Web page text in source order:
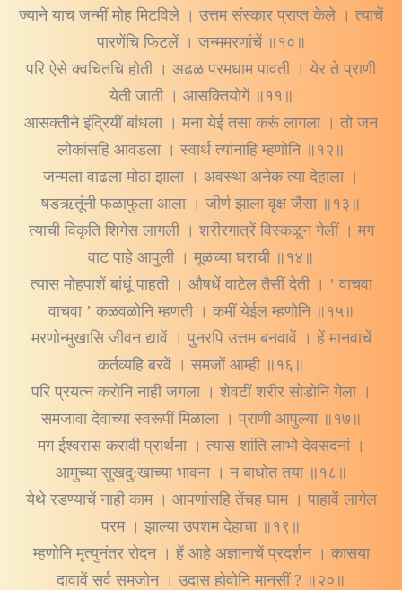
ज्याने याच जन्मीं मोह मिटविले । उत्तम संस्कार प्राप्त केले । त्याचें
पारणेंचि फिटलें । जन्ममरणांचें ॥१०॥
परि ऐसे क्वचितचि होती । अढळ परमधाम पावती । येर ते प्राणी
येती जाती । आसक्तियोगें ॥११॥
आसक्तीने इंद्रियीं बांधला । मना येई तसा करूं लागला । तो जन
लोकांसहि आवडला । स्वार्थ त्यांनाहि म्हणोनि ॥१२॥
जन्मला वाढला मोठा झाला । अवस्था अनेक त्या देहाला ।
षडऋतूंनी फळाफुला आला । जीर्ण झाला वृक्ष जैसा ॥१३॥
त्याची विकृति शिगेस लागली । शरीरगात्रें विस्कळून गेलीं । मग
वाट पाहे आपुली । मूळच्या घराची ॥१४॥
त्यास मोहपाशें बांधूं पाहती । औषधें वाटेल तैसीं देती । ’ वाचवा
वाचवा ’ कळवळोनि म्हणती । कमीं येईल म्हणोनि ॥१५॥
मरणोन्मुखासि जीवन द्यावें । पुनरपि उत्तम बनवावें । हें मानवाचें
कर्तव्यहि बरवें । समजों आम्ही ॥१६॥
परि प्रयत्न करोनि नाही जगला । शेवटीं शरीर सोडोनि गेला ।
समजावा देवाच्या स्वरूपीं मिळाला । प्राणी आपुल्या ॥१७॥
मग ईश्वरास करावी प्रार्थना । त्यास शांति लाभो देवसदनां ।
आमुच्या सुखदु:खाच्या भावना । न बाधोत तया ॥१८॥
येथे रडण्याचें नाही काम । आपणांसहि तेंचह घाम । पाहावें लागेल
परम । झाल्या उपशम देहाचा ॥१९॥
म्हणोनि मृत्युनंतर रोदन । हें आहे अज्ञानाचें प्रदर्शन । कासया
दावावें सर्व समजोन । उदास होवोनि मानसीं ? ॥२०॥